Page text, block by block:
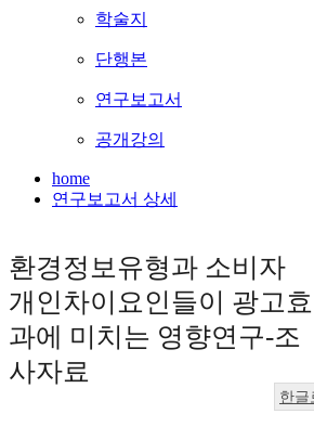
학술지
단행본
연구보고서
공개강의
home
연구보고서 상세
환경정보유형과 소비자
개인차이요인들이 광고효
과에 미치는 영향연구-조
사자료
한글